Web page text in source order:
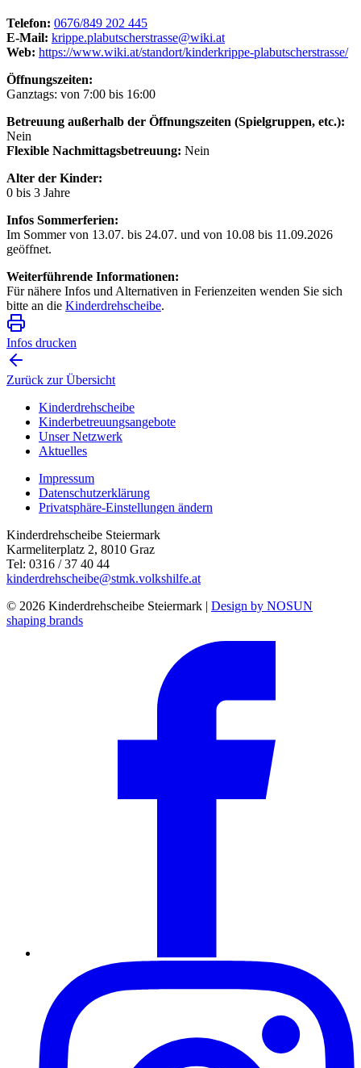
Telefon: 0676/849 202 445
E-Mail: krippe.plabutscherstrasse@wiki.at
Web: https://www.wiki.at/standort/kinderkrippe-plabutscherstrasse/
Öffnungszeiten:
Ganztags: von 7:00 bis 16:00
Betreuung außerhalb der Öffnungszeiten (Spielgruppen, etc.):
Nein
Flexible Nachmittagsbetreuung: Nein
Alter der Kinder:
0 bis 3 Jahre
Infos Sommerferien:
Im Sommer von 13.07. bis 24.07. und von 10.08 bis 11.09.2026
geöffnet.
Weiterführende Informationen:
Für nähere Infos und Alternativen in Ferienzeiten wenden Sie sich
bitte an die Kinderdrehscheibe.
Infos drucken
Zurück zur Übersicht
Kinderdrehscheibe
Kinderbetreuungs­angebote
Unser Netzwerk
Aktuelles
Impressum
Datenschutzerklärung
Privatsphäre-Einstellungen ändern
Kinderdrehscheibe Steiermark
Karmeliterplatz 2, 8010 Graz
Tel: 0316 / 37 40 44
kinderdrehscheibe@stmk.volkshilfe.at
© 2026 Kinderdrehscheibe Steiermark | Design by NOSUN
shaping brands